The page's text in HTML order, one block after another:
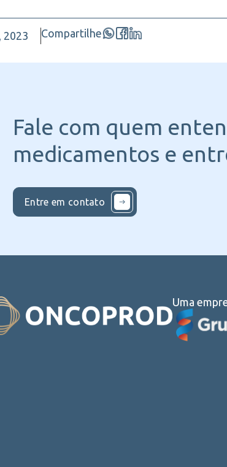
2023 Compartilhe
Fale com quem
medicamentos e
Entre em contato
Uma